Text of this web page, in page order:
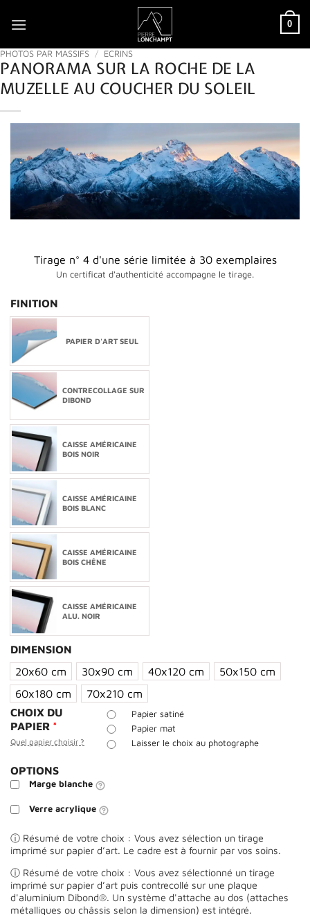
0
PHOTOS PAR MASSIFS / ECRINS
PANORAMA SUR LA ROCHE DE LA
MUZELLE AU COUCHER DU SOLEIL
Tirage n° 4 d'une série limitée à 30 exemplaires
Un certificat d'authenticité accompagne le tirage.
FINITION
PAPIER D'ART SEUL
CONTRECOLLAGE SUR
DIBOND
CAISSE AMÉRICAINE
BOIS NOIR
CAISSE AMÉRICAINE
BOIS BLANC
CAISSE AMÉRICAINE
BOIS CHÊNE
CAISSE AMÉRICAINE
ALU. NOIR
DIMENSION
20x60 cm
30x90 cm 40x120 cm
50x150 cm
60x180 cm
70x210 cm
CHOIX DU
PAPIER *
Quel papier choisir ?
Papier satiné
Papier mat
Laisser le choix au photographe
OPTIONS
Marge blanche
Verre acrylique
ⓘ Résumé de votre choix : Vous avez sélection un tirage
imprimé sur papier d’art. Le cadre est à fournir par vos soins.
ⓘ Résumé de votre choix : Vous avez sélectionné un tirage
imprimé sur papier d’art puis contrecollé sur une plaque
d'aluminium Dibond®. Un système d'attache au dos (attaches
métalliques ou châssis selon la dimension) est intégré.